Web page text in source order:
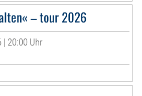
– tour 2026
| 20:00 Uhr